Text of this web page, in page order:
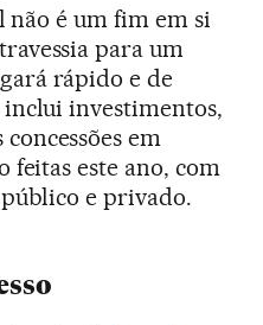
não é um fim em si
para um
rápido e de
investimentos,
em
feitas este ano, com
e privado.